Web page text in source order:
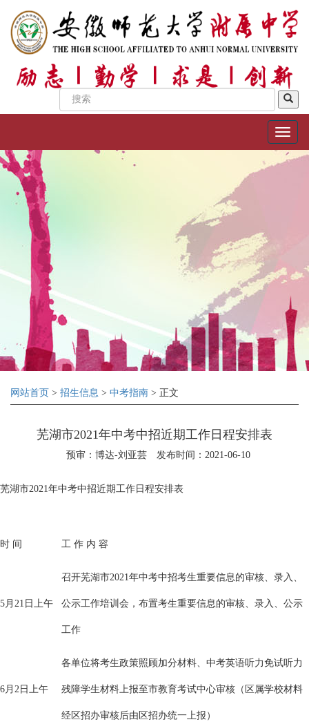
网站首页 > 招生信息 > 中考指南 > 正文
芜湖市2021年中考中招近期工作日程安排表
预审：博达-刘亚芸 发布时间：2021-06-10
芜湖市2021年中考中招近期工作日程安排表
时 间 工 作 内 容
5月21日上午
召开芜湖市2021年中考中招考生重要信息的审核、录入、
公示工作培训会，布置考生重要信息的审核、录入、公示
工作
6月2日上午
各单位将考生政策照顾加分材料、中考英语听力免试听力
残障学生材料上报至市教育考试中心审核（区属学校材料
经区招办审核后由区招办统一上报）